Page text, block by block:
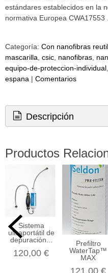
estándares establecidos en la
normativa Europea CWA17553 .
Categoría: Con nanofibras
mascarilla csic nanofibras
equipo-de-proteccion-individual
espana | Comentarios
Descripción
Productos
Sistema
ultraportátil de
depuración...
120,00 €
Prefiltro
WaterTap™
MAX
121,00 €